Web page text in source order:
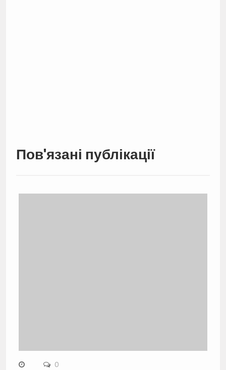
Пов'язані публікації
0